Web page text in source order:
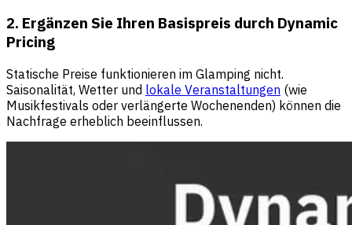
2. Ergänzen Sie Ihren Basispreis durch Dynamic
Pricing
Statische Preise funktionieren im Glamping nicht.
Saisonalität, Wetter und lokale Veranstaltungen (wie
Musikfestivals oder verlängerte Wochenenden) können die
Nachfrage erheblich beeinflussen.